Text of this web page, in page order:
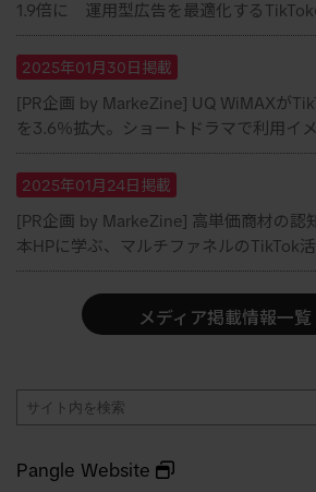
1.9倍に 運用型広告を最適化する
2025年01月30日掲載
[PR企画 by MarkeZine] UQ WiMAXが
を3.6％拡大。ショートドラマで利用イ
2025年01月24日掲載
[PR企画 by MarkeZine] 高単価商材の認
本HPに学ぶ、マルチファネルのTikTok活
メディア掲載情報一覧
Pangle Website